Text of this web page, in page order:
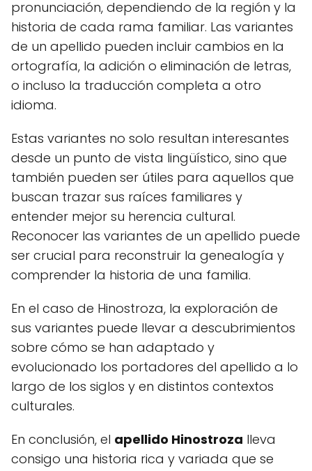
pronunciación, dependiendo de la región y la
historia de cada rama familiar. Las variantes
de un apellido pueden incluir cambios en la
ortografía, la adición o eliminación de letras,
o incluso la traducción completa a otro
idioma.
Estas variantes no solo resultan interesantes
desde un punto de vista lingüístico, sino que
también pueden ser útiles para aquellos que
buscan trazar sus raíces familiares y
entender mejor su herencia cultural.
Reconocer las variantes de un apellido puede
ser crucial para reconstruir la genealogía y
comprender la historia de una familia.
En el caso de Hinostroza, la exploración de
sus variantes puede llevar a descubrimientos
sobre cómo se han adaptado y
evolucionado los portadores del apellido a lo
largo de los siglos y en distintos contextos
culturales.
En conclusión, el apellido Hinostroza lleva
consigo una historia rica y variada que se